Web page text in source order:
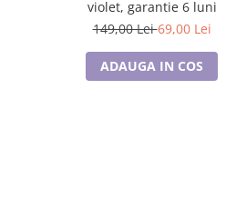
violet, garantie 6 luni
149,00 Lei69,00 Lei
ADAUGA IN COS